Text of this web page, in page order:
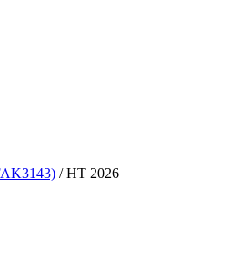
/HT 2026